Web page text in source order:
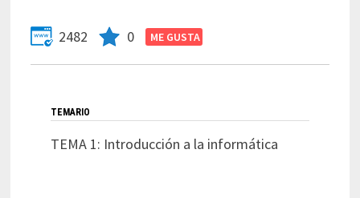
2482 0
TEMARIO
TEMA 1: Introducción a la informática